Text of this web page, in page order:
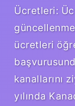
Ücretleri:
ücretleri
kanallarını
yılında